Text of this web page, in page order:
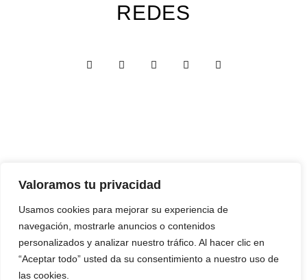
Valoramos tu privacidad
Usamos cookies para mejorar su experiencia de
navegación, mostrarle anuncios o contenidos
personalizados y analizar nuestro tráfico. Al hacer clic en
“Aceptar todo” usted da su consentimiento a nuestro uso de
las cookies.
REDES
Custom Edition
Express Edition
Digital Edition
Papelería y Cajas